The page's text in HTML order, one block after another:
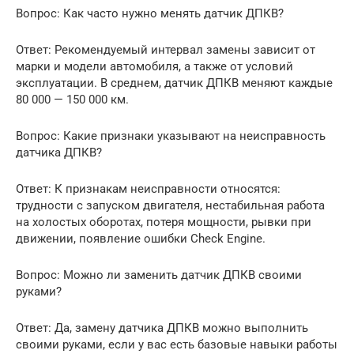
Вопрос: Как часто нужно менять датчик ДПКВ?
Ответ: Рекомендуемый интервал замены зависит от
марки и модели автомобиля, а также от условий
эксплуатации. В среднем, датчик ДПКВ меняют каждые
80 000 — 150 000 км.
Вопрос: Какие признаки указывают на неисправность
датчика ДПКВ?
Ответ: К признакам неисправности относятся:
трудности с запуском двигателя, нестабильная работа
на холостых оборотах, потеря мощности, рывки при
движении, появление ошибки Check Engine.
Вопрос: Можно ли заменить датчик ДПКВ своими
руками?
Ответ: Да, замену датчика ДПКВ можно выполнить
своими руками, если у вас есть базовые навыки работы